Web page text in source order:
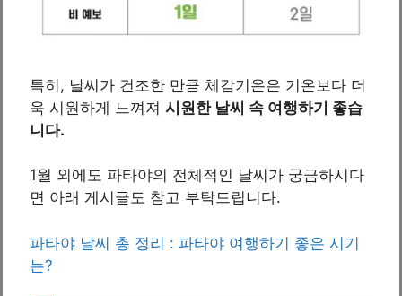
특히, 날씨가 건조한 만큼 체감기온은 기온보다 더
욱 시원하게 느껴져 시원한 날씨 속 여행하기 좋습
니다.
1월 외에도 파타야의 전체적인 날씨가 궁금하시다
면 아래 게시글도 참고 부탁드립니다.
파타야 날씨 총 정리 : 파타야 여행하기 좋은 시기
는?